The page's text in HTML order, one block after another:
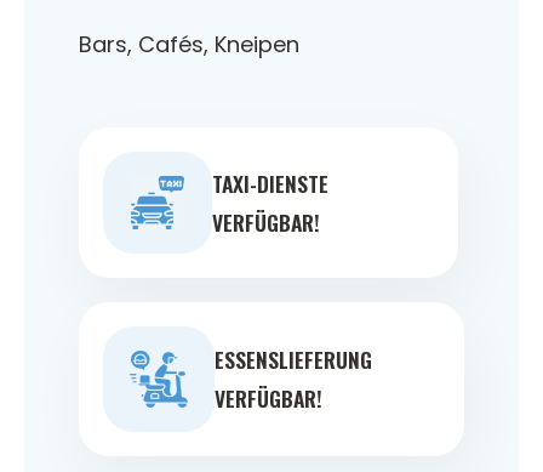
Bars, Cafés, Kneipen
TAXI-DIENSTE
VERFÜGBAR!
ESSENSLIEFERUNG
VERFÜGBAR!